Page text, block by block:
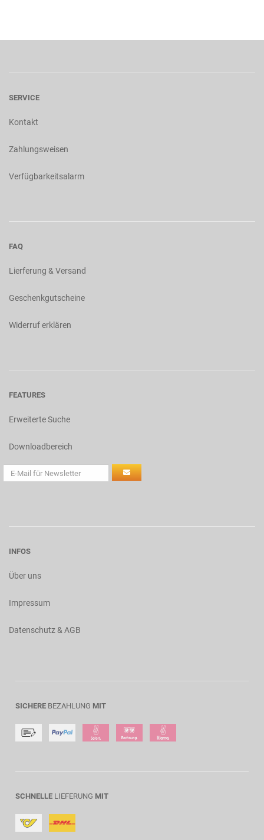
SERVICE
Kontakt
Zahlungsweisen
Verfügbarkeitsalarm
FAQ
Lierferung & Versand
Geschenkgutscheine
Widerruf erklären
FEATURES
Erweiterte Suche
Downloadbereich
INFOS
Über uns
Impressum
Datenschutz & AGB
SICHERE BEZAHLUNG MIT
SCHNELLE LIEFERUNG MIT